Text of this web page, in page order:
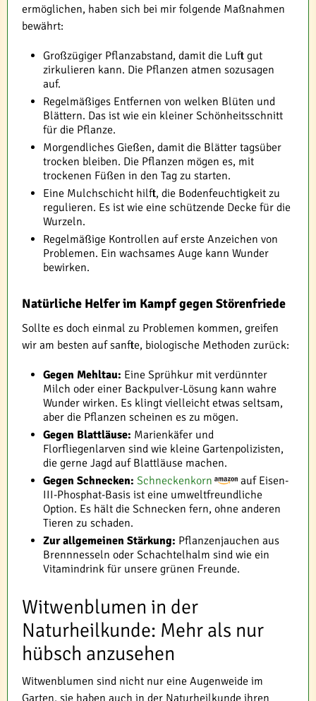
ermöglichen, haben sich bei mir folgende Maßnahmen
bewährt:
Großzügiger Pflanzabstand, damit die Luft gut
zirkulieren kann. Die Pflanzen atmen sozusagen
auf.
Regelmäßiges Entfernen von welken Blüten und
Blättern. Das ist wie ein kleiner Schönheitsschnitt
für die Pflanze.
Morgendliches Gießen, damit die Blätter tagsüber
trocken bleiben. Die Pflanzen mögen es, mit
trockenen Füßen in den Tag zu starten.
Eine Mulchschicht hilft, die Bodenfeuchtigkeit zu
regulieren. Es ist wie eine schützende Decke für die
Wurzeln.
Regelmäßige Kontrollen auf erste Anzeichen von
Problemen. Ein wachsames Auge kann Wunder
bewirken.
Natürliche Helfer im Kampf gegen Störenfriede
Sollte es doch einmal zu Problemen kommen, greifen
wir am besten auf sanfte, biologische Methoden zurück:
Gegen Mehltau: Eine Sprühkur mit verdünnter
Milch oder einer Backpulver-Lösung kann wahre
Wunder wirken. Es klingt vielleicht etwas seltsam,
aber die Pflanzen scheinen es zu mögen.
Gegen Blattläuse: Marienkäfer und
Florfliegenlarven sind wie kleine Gartenpolizisten,
die gerne Jagd auf Blattläuse machen.
Gegen Schnecken: Schneckenkorn
auf Eisen-
III-Phosphat-Basis ist eine umweltfreundliche
Option. Es hält die Schnecken fern, ohne anderen
Tieren zu schaden.
Zur allgemeinen Stärkung: Pflanzenjauchen aus
Brennnesseln oder Schachtelhalm sind wie ein
Vitamindrink für unsere grünen Freunde.
Witwenblumen in der
Naturheilkunde: Mehr als nur
hübsch anzusehen
Witwenblumen sind nicht nur eine Augenweide im
Garten, sie haben auch in der Naturheilkunde ihren